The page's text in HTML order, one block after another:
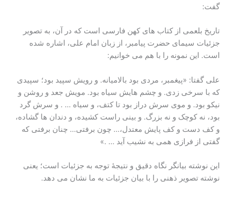
گفت:
تاریخ بلعمی از کتاب های کهن فارسی است که در آن، به تصویر
جزئیات سیمای حضرت پیامبر، از زبان امام علی، اشاره شده
است. این نمونه را با هم می خوانیم:
علی گفتا: «پیغمبر، مردی بود بالامیانه. و رویش سپید بود؛ سپیدی
که با سرخی زدی. و چشم هایش سیاه بود. مویش جعد و روشن و
نیکو بود. و موی سرش دراز بود تا کتف، و سیاه … . و سرش گرد
بود، نه کوچک و نه بزرگ. و بینی راست کشیده، و دندان ها گشاده،
و کف دست و کف پایش معتدل،… چون برفتی… چنان برفتی که
گفتی از فرازی همی به نشیب آید … .»
این نوشته بیانگر نگاه دقیق و نتیجۀ توجه به جزئیات است؛ یعنی
نوشته تصویر ذهنی را با بیان جزئیات به ما نشان می دهد.